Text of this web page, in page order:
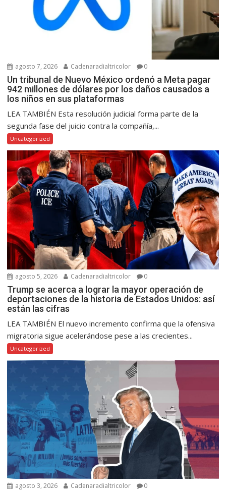
agosto 7, 2026 Cadenaradialtricolor 0
Un tribunal de Nuevo México ordenó a Meta pagar
942 millones de dólares por los daños causados a
los niños en sus plataformas
LEA TAMBIÉN Esta resolución judicial forma parte de la
segunda fase del juicio contra la compañía,...
Uncategorized
agosto 5, 2026 Cadenaradialtricolor 0
Trump se acerca a lograr la mayor operación de
deportaciones de la historia de Estados Unidos: así
están las cifras
LEA TAMBIÉN El nuevo incremento confirma que la ofensiva
migratoria sigue acelerándose pese a las crecientes...
Uncategorized
agosto 3, 2026 Cadenaradialtricolor 0